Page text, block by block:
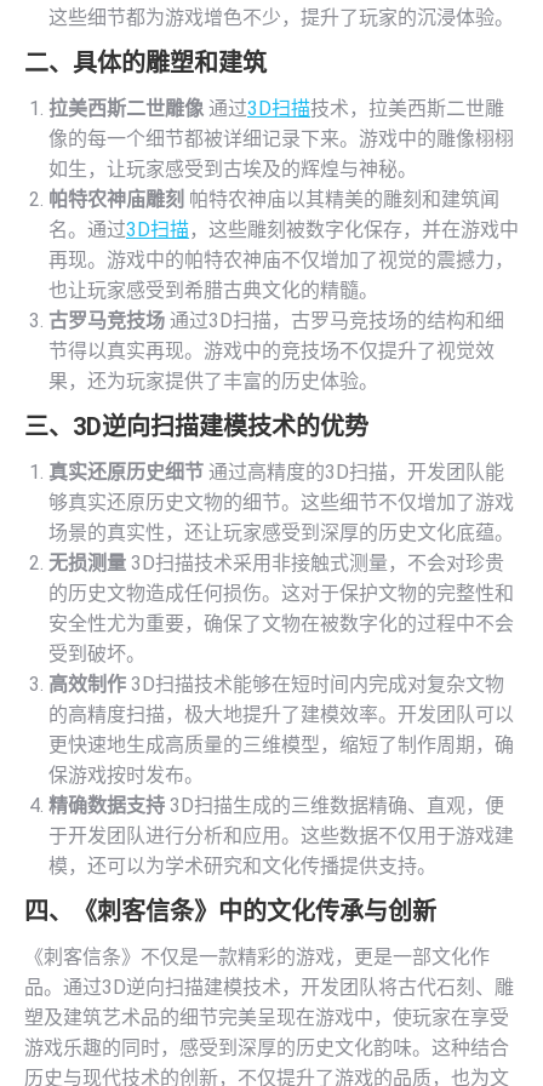
这些细节都为游戏增色不少，提升了玩家的沉浸体验​。
二、具体的雕塑和建筑
拉美西斯二世雕像 通过3D扫描技术，拉美西斯二世雕
像的每一个细节都被详细记录下来。游戏中的雕像栩栩
如生，让玩家感受到古埃及的辉煌与神秘。
帕特农神庙雕刻 帕特农神庙以其精美的雕刻和建筑闻
名。通过3D扫描，这些雕刻被数字化保存，并在游戏中
再现。游戏中的帕特农神庙不仅增加了视觉的震撼力，
也让玩家感受到希腊古典文化的精髓。
古罗马竞技场 通过3D扫描，古罗马竞技场的结构和细
节得以真实再现。游戏中的竞技场不仅提升了视觉效
果，还为玩家提供了丰富的历史体验。
三、3D逆向扫描建模技术的优势
真实还原历史细节 通过高精度的3D扫描，开发团队能
够真实还原历史文物的细节。这些细节不仅增加了游戏
场景的真实性，还让玩家感受到深厚的历史文化底蕴。
无损测量 3D扫描技术采用非接触式测量，不会对珍贵
的历史文物造成任何损伤。这对于保护文物的完整性和
安全性尤为重要，确保了文物在被数字化的过程中不会
受到破坏。
高效制作 3D扫描技术能够在短时间内完成对复杂文物
的高精度扫描，极大地提升了建模效率。开发团队可以
更快速地生成高质量的三维模型，缩短了制作周期，确
保游戏按时发布。
精确数据支持 3D扫描生成的三维数据精确、直观，便
于开发团队进行分析和应用。这些数据不仅用于游戏建
模，还可以为学术研究和文化传播提供支持。
四、《刺客信条》中的文化传承与创新
《刺客信条》不仅是一款精彩的游戏，更是一部文化作
品。通过3D逆向扫描建模技术，开发团队将古代石刻、雕
塑及建筑艺术品的细节完美呈现在游戏中，使玩家在享受
游戏乐趣的同时，感受到深厚的历史文化韵味。这种结合
历史与现代技术的创新，不仅提升了游戏的品质，也为文